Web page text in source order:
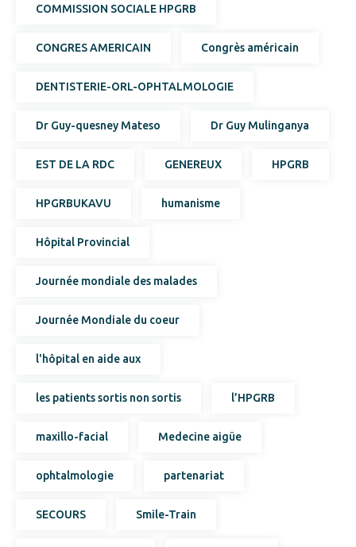
COMMISSION SOCIALE HPGRB
CONGRES AMERICAIN Congrès américain
DENTISTERIE-ORL-OPHTALMOLOGIE
Dr Guy-quesney Mateso Dr Guy Mulinganya
EST DE LA RDC GENEREUX HPGRB
HPGRBUKAVU humanisme
Hôpital Provincial
Journée mondiale des malades
Journée Mondiale du coeur
l'hôpital en aide aux
les patients sortis non sortis l’HPGRB
maxillo-facial Medecine aigüe
ophtalmologie partenariat
SECOURS Smile-Train